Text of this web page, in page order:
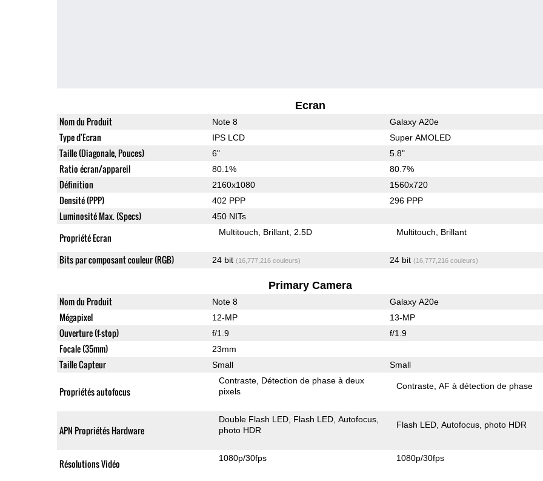
Ecran
Nom du Produit Note 8 Galaxy A20e
Type d'Ecran IPS LCD Super AMOLED
Taille (Diagonale, Pouces) 6" 5.8"
Ratio écran/appareil 80.1% 80.7%
Définition 2160x1080 1560x720
Densité (PPP) 402 PPP 296 PPP
Luminosité Max. (Specs) 450 NITs
Propriété Ecran Multitouch Brillant 2.5D Multitouch Brillant
Bits par composant couleur (RGB) 24 bit (16,777,216 couleurs) 24 bit (16,777,216 couleurs)
Primary Camera
Nom du Produit Note 8 Galaxy A20e
Mégapixel 12-MP 13-MP
Ouverture (f-stop) f/1.9 f/1.9
Focale (35mm) 23mm
Taille Capteur Small Small
Propriétés autofocus
Contraste Détection de phase à deux
pixels
Contraste AF à détection de phase
APN Propriétés Hardware
Double Flash LED Flash LED Autofocus
photo HDR
Flash LED Autofocus photo HDR
Résolutions Vidéo 1080p/30fps 1080p/30fps